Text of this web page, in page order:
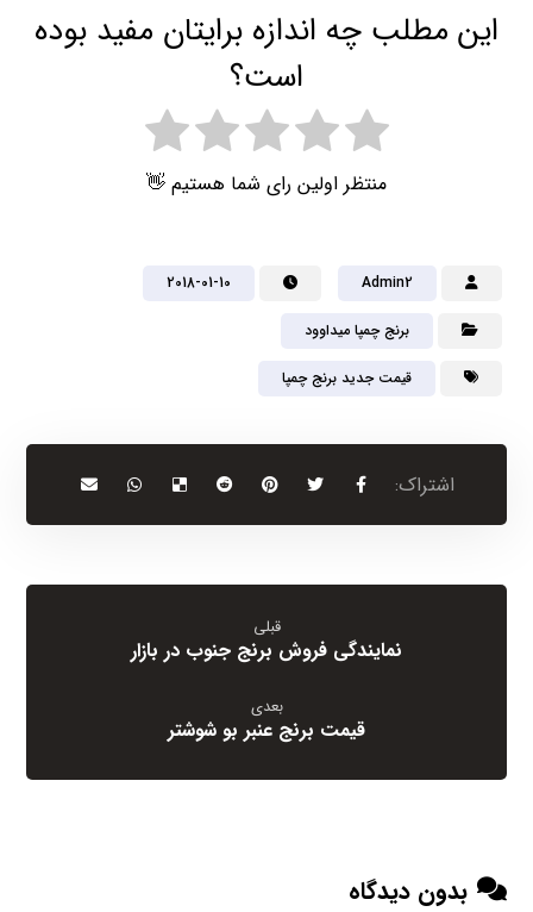
این مطلب چه اندازه برایتان مفید بوده
است؟
منتظر اولین رای شما هستیم 👋
Admin2
2018-01-10
برنج چمپا میداوود
قیمت جدید برنج چمپا
قبلی
نمایندگی فروش برنج جنوب در بازار
بعدی
قیمت برنج عنبر بو شوشتر
بدون دیدگاه